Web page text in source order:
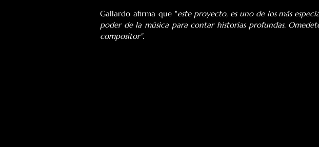
Gallardo afirma que "este proyecto, es uno de los más
poder de la música para contar historias profundas.
compositor".